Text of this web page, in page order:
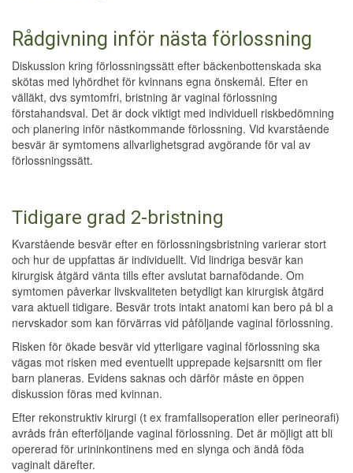
Rådgivning inför nästa förlossning
Diskussion kring förlossningssätt efter bäckenbottenskada ska
skötas med lyhördhet för kvinnans egna önskemål. Efter en
välläkt, dvs symtomfri, bristning är vaginal förlossning
förstahandsval. Det är dock viktigt med individuell riskbedömning
och planering inför nästkommande förlossning. Vid kvarstående
besvär är symtomens allvarlighetsgrad avgörande för val av
förlossningssätt.
Tidigare grad 2-bristning
Kvarstående besvär efter en förlossningsbristning varierar stort
och hur de uppfattas är individuellt. Vid lindriga besvär kan
kirurgisk åtgärd vänta tills efter avslutat barnafödande. Om
symtomen påverkar livskvaliteten betydligt kan kirurgisk åtgärd
vara aktuell tidigare. Besvär trots intakt anatomi kan bero på bl a
nervskador som kan förvärras vid påföljande vaginal förlossning.
Risken för ökade besvär vid ytterligare vaginal förlossning ska
vägas mot risken med eventuellt upprepade kejsarsnitt om fler
barn planeras. Evidens saknas och därför måste en öppen
diskussion föras med kvinnan.
Efter rekonstruktiv kirurgi (t ex framfallsoperation eller perineorafi)
avråds från efterföljande vaginal förlossning. Det är möjligt att bli
opererad för urininkontinens med en slynga och ändå föda
vaginalt därefter.